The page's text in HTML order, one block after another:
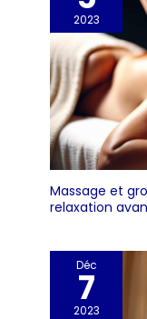
2023
Massage et
relaxation
Déc
7
2023